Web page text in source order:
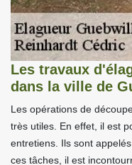
Les travaux
dans la ville de
Les opérations de
très utiles. En effet, il est
entretiens. Ils sont
ces tâches, il est